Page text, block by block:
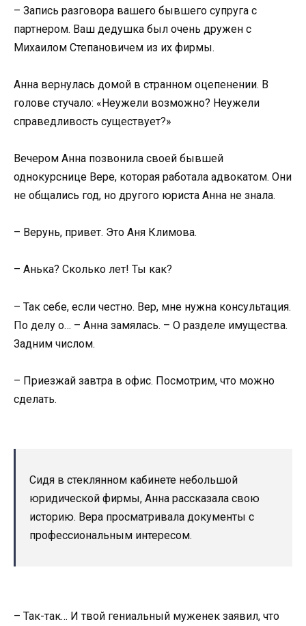
– Запись разговора вашего бывшего супруга с
партнером. Ваш дедушка был очень дружен с
Михаилом Степановичем из их фирмы.
Анна вернулась домой в странном оцепенении. В
голове стучало: «Неужели возможно? Неужели
справедливость существует?»
Вечером Анна позвонила своей бывшей
однокурснице Вере, которая работала адвокатом. Они
не общались год, но другого юриста Анна не знала.
– Верунь, привет. Это Аня Климова.
– Анька? Сколько лет! Ты как?
– Так себе, если честно. Вер, мне нужна консультация.
По делу о… – Анна замялась. – О разделе имущества.
Задним числом.
– Приезжай завтра в офис. Посмотрим, что можно
сделать.
Сидя в стеклянном кабинете небольшой
юридической фирмы, Анна рассказала свою
историю. Вера просматривала документы с
профессиональным интересом.
– Так-так… И твой гениальный муженек заявил, что